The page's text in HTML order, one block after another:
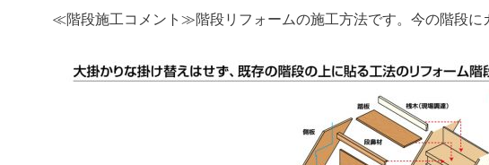
≪階段施工コメント≫階段リフォームの施工方法です。今の階段に